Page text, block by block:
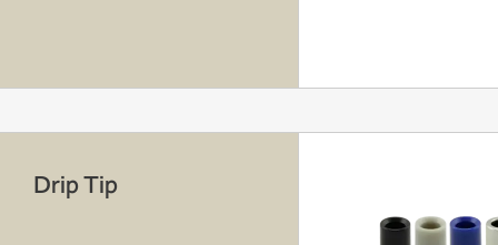
Drip Tip